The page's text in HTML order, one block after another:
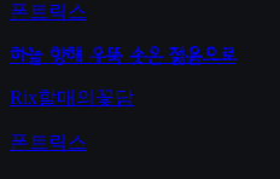
폰트릭스
하늘 향해 우뚝 솟은 젊음으로
Rix할매의꽃담
폰트릭스